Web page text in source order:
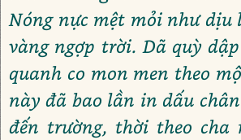
Nóng nực mệt mỏi như dịu
vàng ngợp trời. Dã quỳ
quanh co mon men theo
này đã bao lần in dấu
đến trường, thời theo cha